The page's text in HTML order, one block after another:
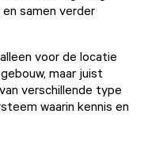
samen verder
voor de locatie
maar juist
verschillende type
waarin kennis en